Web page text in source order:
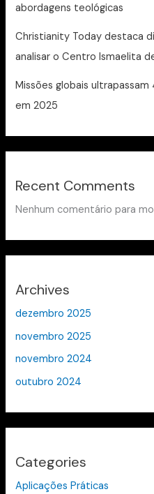
abordagens teológicas
Christianity Today destaca
analisar o Centro Ismaelita
Missões globais
em 2025
Recent Comments
Nenhum comentário para
Archives
dezembro 2025
novembro 2025
novembro 2024
outubro 2024
Categories
Aplicações Práticas